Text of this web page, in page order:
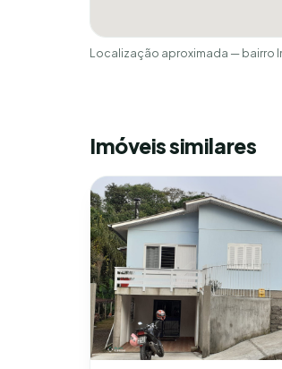
Localização aproximada — bairro
Imóveis similares